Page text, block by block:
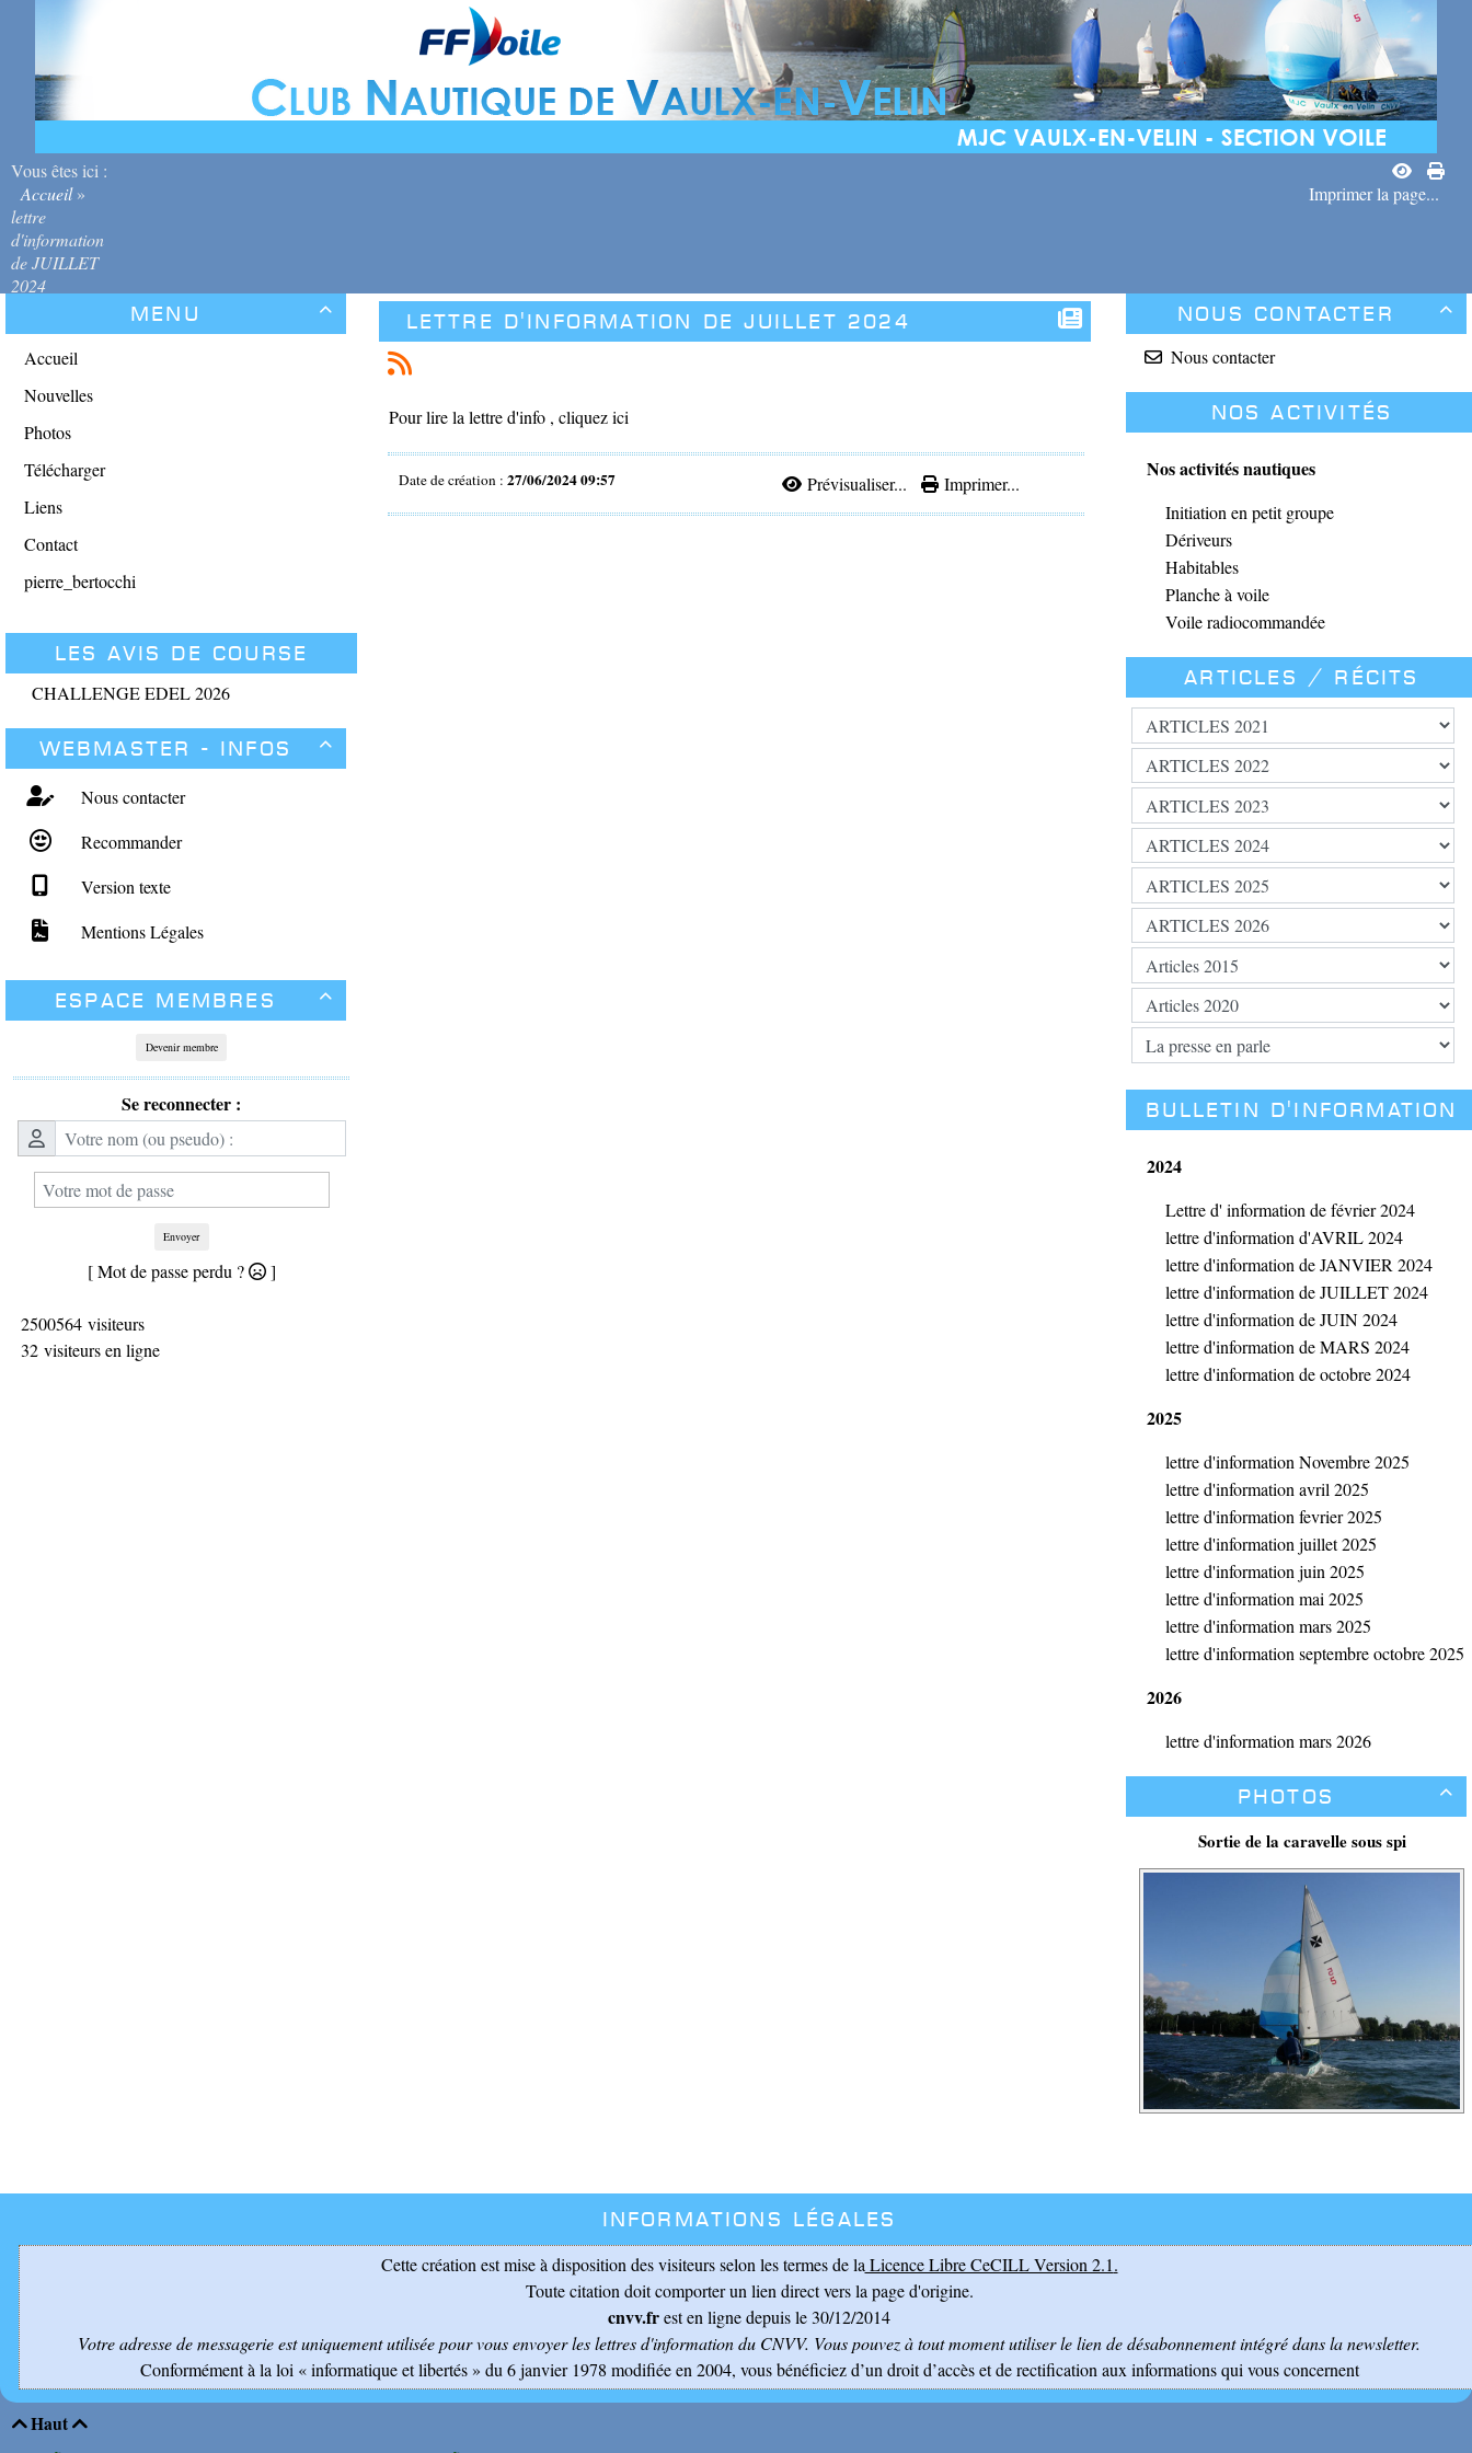
Vous êtes ici :
Accueil»
lettre
d'information
de JUILLET
2024
Imprimer la page...

Menu
Accueil
Nouvelles
Photos
Télécharger
Liens
Contact
pierre_bertocchi
Les avis de course
CHALLENGE EDEL 2026

Webmaster - Infos
Nous contacter
Recommander
Version texte
Mentions Légales

Espace membres
Devenir membre
Se reconnecter :
Envoyer
[ Mot de passe perdu ? ]
2500564 visiteurs
32 visiteurs en ligne
lettre d'information de JUILLET 2024
Pour lire la lettre d'info , cliquez ici
Date de création : 27/06/2024 09:57 Prévisualiser... Imprimer...

Nous contacter
Nous contacter
Nos activités
Nos activités nautiques
Initiation en petit groupe
Dériveurs
Habitables
Planche à voile
Voile radiocommandée
Articles / Récits
BULLETIN D'INFORMATION
2024
Lettre d' information de février 2024
lettre d'information d'AVRIL 2024
lettre d'information de JANVIER 2024
lettre d'information de JUILLET 2024
lettre d'information de JUIN 2024
lettre d'information de MARS 2024
lettre d'information de octobre 2024
2025
lettre d'information Novembre 2025
lettre d'information avril 2025
lettre d'information fevrier 2025
lettre d'information juillet 2025
lettre d'information juin 2025
lettre d'information mai 2025
lettre d'information mars 2025
lettre d'information septembre octobre 2025
2026
lettre d'information mars 2026

Photos
Sortie de la caravelle sous spi
Informations légales
Cette création est mise à disposition des visiteurs selon les termes de la Licence Libre CeCILL Version 2.1.
Toute citation doit comporter un lien direct vers la page d'origine.
cnvv.frest en ligne depuis le 30/12/2014
Votre adresse de messagerie est uniquement utilisée pour vous envoyer les lettres d'information du CNVV. Vous pouvez à tout moment utiliser le lien de désabonnement intégré dans la newsletter.
Conformément à la loi « informatique et libertés » du 6 janvier 1978 modifiée en 2004, vous bénéficiez d’un droit d’accès et de rectification aux informations qui vous concernent
Haut 